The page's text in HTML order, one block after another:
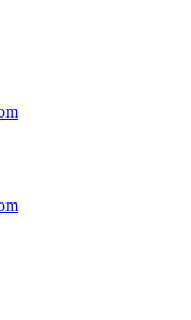
ป็ปซี่เวสป้าฮาร์เล่ย์โ